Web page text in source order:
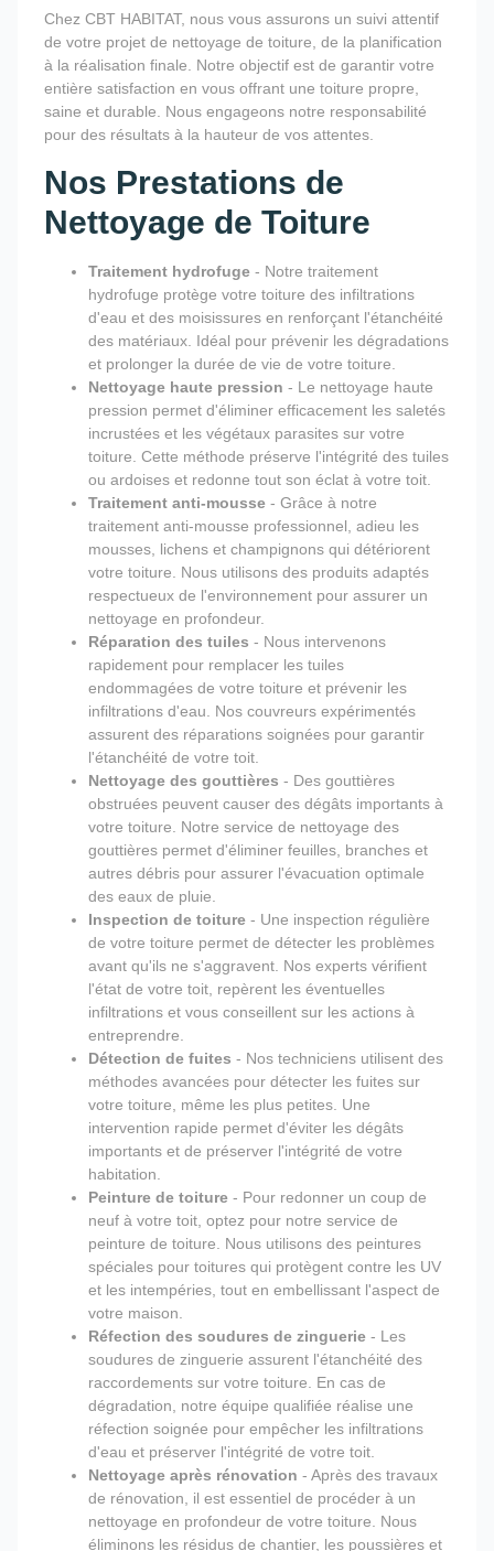
Chez CBT HABITAT, nous vous assurons un suivi attentif
de votre projet de nettoyage de toiture, de la planification
à la réalisation finale. Notre objectif est de garantir votre
entière satisfaction en vous offrant une toiture propre,
saine et durable. Nous engageons notre responsabilité
pour des résultats à la hauteur de vos attentes.
Nos Prestations de
Nettoyage de Toiture
Traitement hydrofuge - Notre traitement
hydrofuge protège votre toiture des infiltrations
d'eau et des moisissures en renforçant l'étanchéité
des matériaux. Idéal pour prévenir les dégradations
et prolonger la durée de vie de votre toiture.
Nettoyage haute pression - Le nettoyage haute
pression permet d'éliminer efficacement les saletés
incrustées et les végétaux parasites sur votre
toiture. Cette méthode préserve l'intégrité des tuiles
ou ardoises et redonne tout son éclat à votre toit.
Traitement anti-mousse - Grâce à notre
traitement anti-mousse professionnel, adieu les
mousses, lichens et champignons qui détériorent
votre toiture. Nous utilisons des produits adaptés
respectueux de l'environnement pour assurer un
nettoyage en profondeur.
Réparation des tuiles - Nous intervenons
rapidement pour remplacer les tuiles
endommagées de votre toiture et prévenir les
infiltrations d'eau. Nos couvreurs expérimentés
assurent des réparations soignées pour garantir
l'étanchéité de votre toit.
Nettoyage des gouttières - Des gouttières
obstruées peuvent causer des dégâts importants à
votre toiture. Notre service de nettoyage des
gouttières permet d'éliminer feuilles, branches et
autres débris pour assurer l'évacuation optimale
des eaux de pluie.
Inspection de toiture - Une inspection régulière
de votre toiture permet de détecter les problèmes
avant qu'ils ne s'aggravent. Nos experts vérifient
l'état de votre toit, repèrent les éventuelles
infiltrations et vous conseillent sur les actions à
entreprendre.
Détection de fuites - Nos techniciens utilisent des
méthodes avancées pour détecter les fuites sur
votre toiture, même les plus petites. Une
intervention rapide permet d'éviter les dégâts
importants et de préserver l'intégrité de votre
habitation.
Peinture de toiture - Pour redonner un coup de
neuf à votre toit, optez pour notre service de
peinture de toiture. Nous utilisons des peintures
spéciales pour toitures qui protègent contre les UV
et les intempéries, tout en embellissant l'aspect de
votre maison.
Réfection des soudures de zinguerie - Les
soudures de zinguerie assurent l'étanchéité des
raccordements sur votre toiture. En cas de
dégradation, notre équipe qualifiée réalise une
réfection soignée pour empêcher les infiltrations
d'eau et préserver l'intégrité de votre toit.
Nettoyage après rénovation - Après des travaux
de rénovation, il est essentiel de procéder à un
nettoyage en profondeur de votre toiture. Nous
éliminons les résidus de chantier, les poussières et